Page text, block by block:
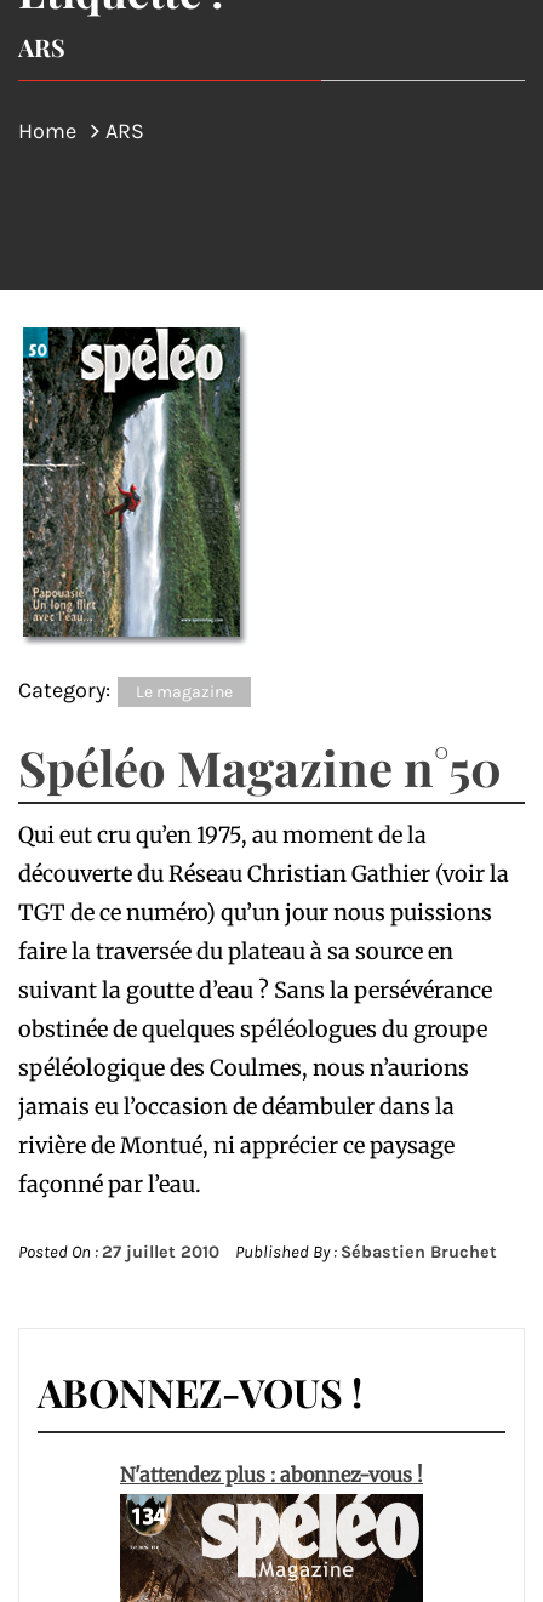
ARS
Home ARS
Category: Le magazine
Spéléo Magazine n°50
Qui eut cru qu’en 1975, au moment de la
découverte du Réseau Christian Gathier (voir la
TGT de ce numéro) qu’un jour nous puissions
faire la traversée du plateau à sa source en
suivant la goutte d’eau ? Sans la persévérance
obstinée de quelques spéléologues du groupe
spéléologique des Coulmes, nous n’aurions
jamais eu l’occasion de déambuler dans la
rivière de Montué, ni apprécier ce paysage
façonné par l’eau.
Posted On :27 juillet 2010 Published By : Sébastien Bruchet
ABONNEZ-VOUS !
N'attendez plus : abonnez-vous !